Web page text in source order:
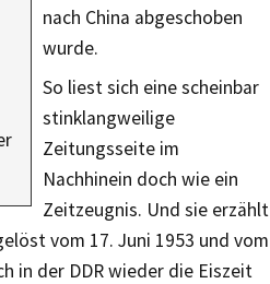
nach China abgeschoben
wurde.
So liest sich eine scheinbar
stinklangweilige
Zeitungsseite im
Nachhinein doch wie ein
Zeitzeugnis. Und sie erzählt
vom 17. Juni 1953 und vom
in der DDR wieder die Eiszeit